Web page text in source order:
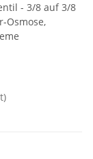
- 3/8 auf 3/8
Osmose,